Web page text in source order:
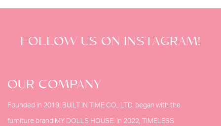
FOLLOW US ON INSTAGRAM!
OUR COMPANY
Founded in 2019, BUILT IN TIME CO., LTD. began with the
furniture brand MY DOLLS HOUSE. In 2022, TIMELESS